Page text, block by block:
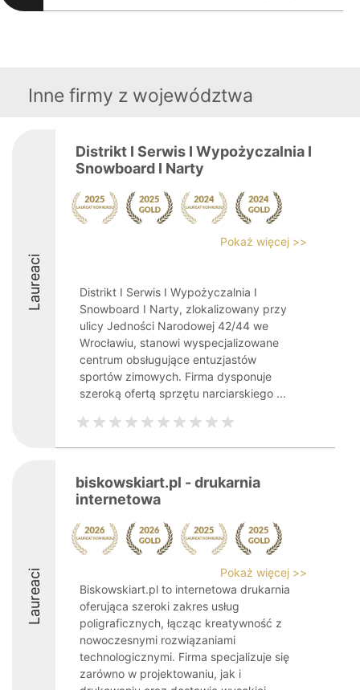
Inne firmy z województwa
Laureaci
Distrikt I Serwis I Wypożyczalnia I
Snowboard I Narty
Pokaż więcej >>
Distrikt I Serwis I Wypożyczalnia I
Snowboard I Narty, zlokalizowany przy
ulicy Jedności Narodowej 42/44 we
Wrocławiu, stanowi wyspecjalizowane
centrum obsługujące entuzjastów
sportów zimowych. Firma dysponuje
szeroką ofertą sprzętu narciarskiego ...
Laureaci
biskowskiart.pl - drukarnia
internetowa
Pokaż więcej >>
Biskowskiart.pl to internetowa drukarnia
oferująca szeroki zakres usług
poligraficznych, łącząc kreatywność z
nowoczesnymi rozwiązaniami
technologicznymi. Firma specjalizuje się
zarówno w projektowaniu, jak i